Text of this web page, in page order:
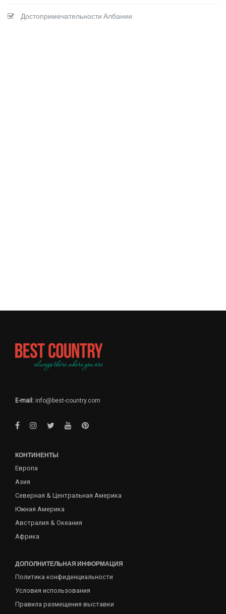
Достопримечательности Албании
E-mail: info@best-country.com
КОНТИНЕНТЫ
Европа
Азия
Северная & Центральная Америка
Южная Америка
Австралия & Океания
Африка
ДОПОЛНИТЕЛЬНАЯ ИНФОРМАЦИЯ
Политика конфиденциальности
Условия использования
Правила размещения выставки